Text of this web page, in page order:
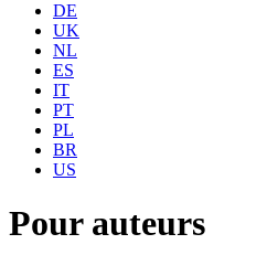
DE
UK
NL
ES
IT
PT
PL
BR
US
Pour auteurs